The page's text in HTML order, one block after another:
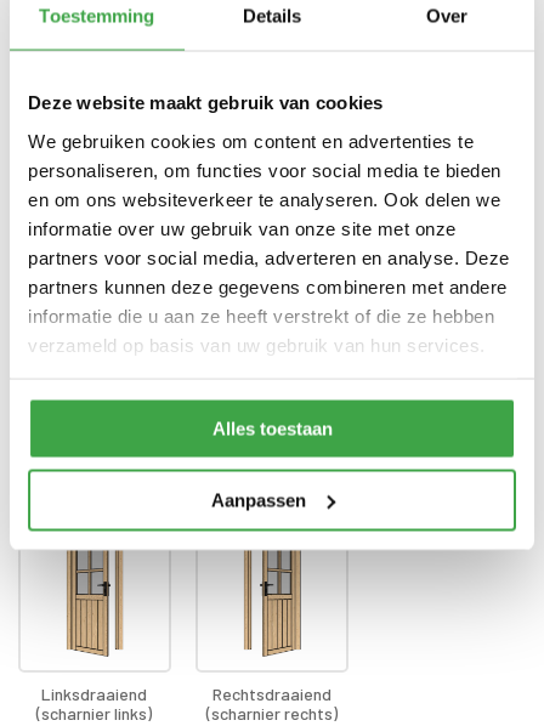
Toestemming Details Over
Deze website maakt gebruik van cookies
We gebruiken cookies om content en advertenties te
personaliseren, om functies voor social media te bieden
en om ons websiteverkeer te analyseren. Ook delen we
informatie over uw gebruik van onze site met onze
partners voor social media, adverteren en analyse. Deze
partners kunnen deze gegevens combineren met andere
informatie die u aan ze heeft verstrekt of die ze hebben
verzameld op basis van uw gebruik van hun services.
Alles toestaan
Aanpassen
Dakhout 18 mm dakhout
Dakbedekking
tot aan maaiveld - 10 jaar
Enkele deur zonder drempel -
voorzien van echt glas
Doorloophoogte deur
Bevestigingsmaterialen
Alle bevestigingsmaterialen
zijn inbegrepen
Draairichting deur*
Linksdraaiend
(scharnier links)
Rechtsdraaiend
(scharnier rechts)